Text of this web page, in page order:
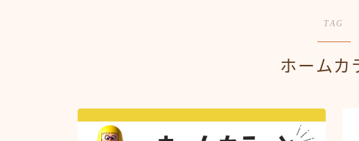
ボリューム
抜け毛 薄
TAG
ホームカ